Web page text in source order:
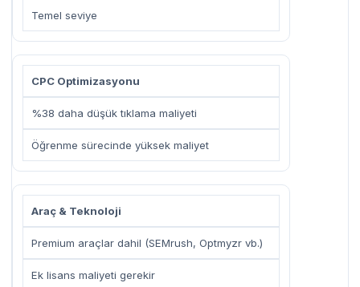
Temel seviye
CPC Optimizasyonu
%38 daha düşük tıklama maliyeti
Öğrenme sürecinde yüksek maliyet
Araç & Teknoloji
Premium araçlar dahil (SEMrush, Optmyzr vb.)
Ek lisans maliyeti gerekir